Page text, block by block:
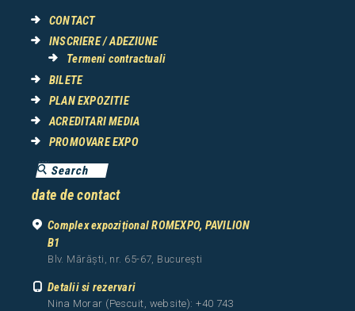
CONTACT
INSCRIERE / ADEZIUNE
Termeni contractuali
BILETE
PLAN EXPOZITIE
ACREDITARI MEDIA
PROMOVARE EXPO
date de contact
Complex expozițional ROMEXPO, PAVILION
B1
Blv. Mărăști, nr. 65-67, București
Detalii si rezervari
Nina Morar (Pescuit, website): +40 743